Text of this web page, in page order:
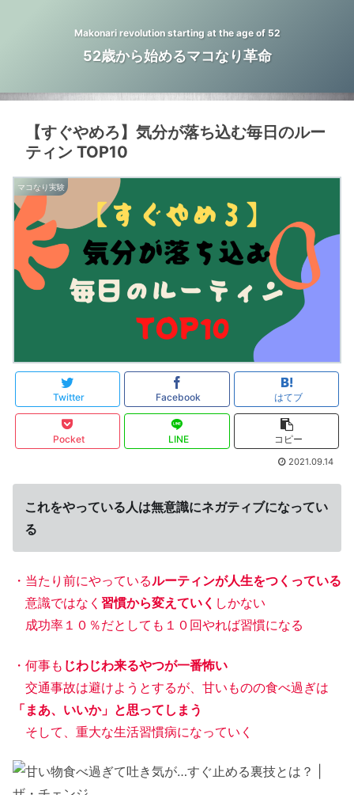
Makonari revolution starting at the age of 52
52歳から始めるマコなり革命
【すぐやめろ】気分が落ち込む毎日のルー
ティン TOP10
マコなり実験
Twitter Facebook はてブ
Pocket LINE コピー
2021.09.14
これをやっている人は無意識にネガティブになってい
る
・当たり前にやっているルーティンが人生をつくっている
意識ではなく 習慣から変えていく しかない
成功率１０％だとしても１０回やれば習慣になる
・何事も じわじわ来るやつが一番怖い
交通事故は避けようとするが、甘いものの食べ過ぎは
「まあ、いいか」と思ってしまう
そして、重大な生活習慣病になっていく